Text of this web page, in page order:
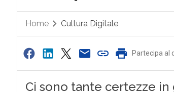
Home Cultura Digitale
Partecipa al
Ci sono tante certezze